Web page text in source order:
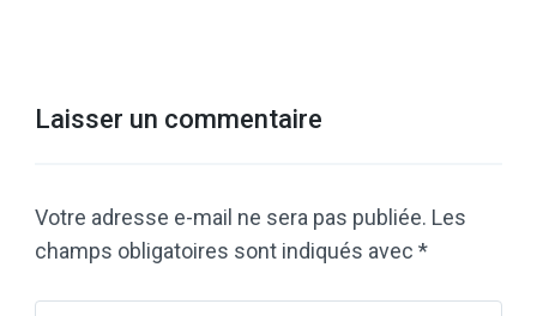
Laisser un commentaire
Votre adresse e-mail ne sera pas publiée. Les
champs obligatoires sont indiqués avec *